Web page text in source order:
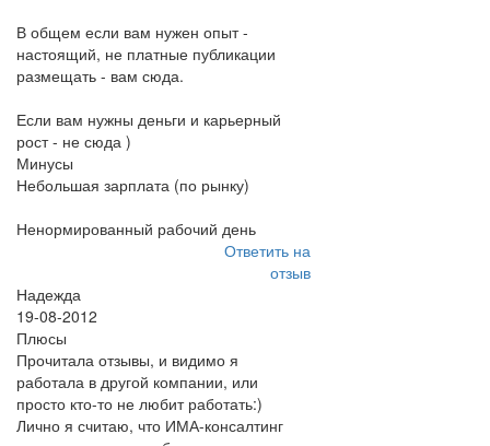
В общем если вам нужен опыт -
настоящий, не платные публикации
размещать - вам сюда.
Если вам нужны деньги и карьерный
рост - не сюда )
Минусы
Небольшая зарплата (по рынку)
Ненормированный рабочий день
Ответить на
отзыв
Надежда
19-08-2012
Плюсы
Прочитала отзывы, и видимо я
работала в другой компании, или
просто кто-то не любит работать:)
Лично я считаю, что ИМА-консалтинг